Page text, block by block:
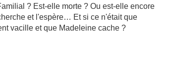
? Est-elle morte ? Ou est-elle encore
et l'espère… Et si ce n'était que
vacille et que Madeleine cache ?